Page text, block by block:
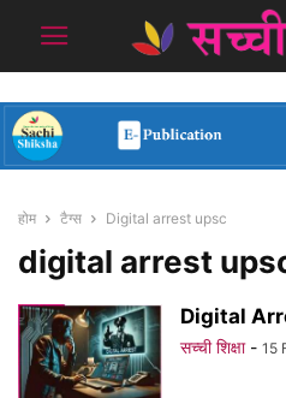
होम टैग्स Digital arrest upsc
digital arrest
Digital
सच्ची शिक्षा - 15